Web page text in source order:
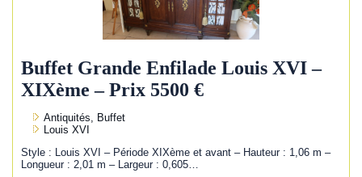
Buffet Grande Enfilade Louis XVI –
XIXème – Prix 5500 €
Antiquités, Buffet
Louis XVI
Style : Louis XVI – Période XIXème et avant – Hauteur : 1,06 m –
Longueur : 2,01 m – Largeur : 0,605…